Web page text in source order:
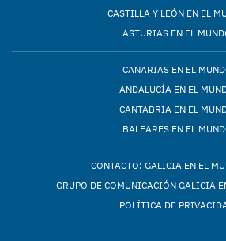
CASTILLA Y LEÓN EN EL
ASTURIAS EN EL
CANARIAS EN EL
ANDALUCÍA EN EL
CANTABRIA EN EL
BALEARES EN EL
CONTACTO: GALICIA EN EL
GRUPO DE COMUNICACIÓN GALICIA
POLÍTICA DE